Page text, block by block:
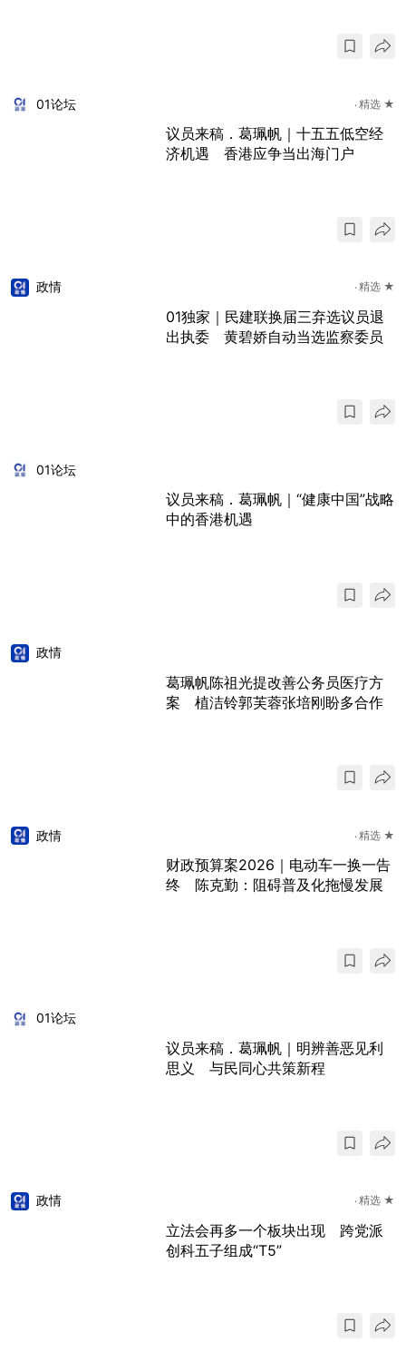
01论坛 精选 ★
议员来稿．葛珮帆｜十五五低空经
济机遇 香港应争当出海门户
政情 精选 ★
01独家｜民建联换届三弃选议员退
出执委 黄碧娇自动当选监察委员
01论坛
议员来稿．葛珮帆｜“健康中国”战略
中的香港机遇
政情
葛珮帆陈祖光提改善公务员医疗方
案 植洁铃郭芙蓉张培刚盼多合作
政情 精选 ★
财政预算案2026｜电动车一换一告
终 陈克勤：阻碍普及化拖慢发展
01论坛
议员来稿．葛珮帆｜明辨善恶见利
思义 与民同心共策新程
政情 精选 ★
立法会再多一个板块出现 跨党派
创科五子组成“T5”